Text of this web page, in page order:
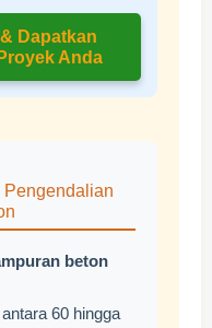
Dapatkan
Anda
Pengendalian
beton
60 hingga